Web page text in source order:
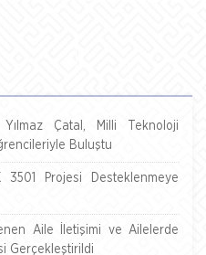
Çatal, Milli Teknoloji
Buluştu
3501 Projesi Desteklenmeye
Aile İletişimi ve Ailelerde
Gerçekleştirildi